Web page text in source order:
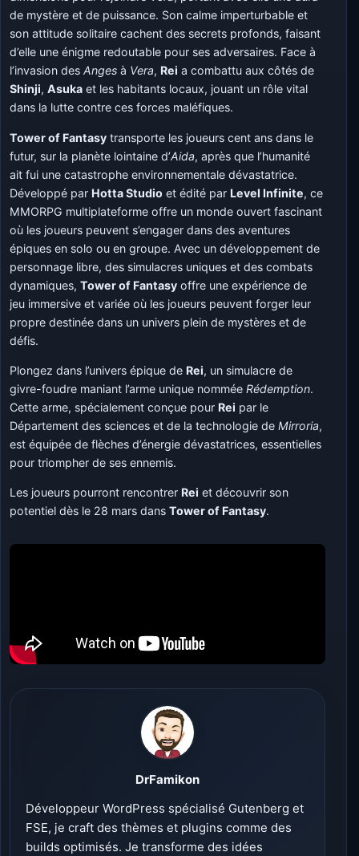
de mystère et de puissance. Son calme imperturbable et
son attitude solitaire cachent des secrets profonds, faisant
d’elle une énigme redoutable pour ses adversaires. Face à
l’invasion desAnges à Vera, Rei a combattu aux côtés de
Shinji,Asuka et les habitants locaux, jouant un rôle vital
dans la lutte contre ces forces maléfiques.
Tower of Fantasy transporte les joueurs cent ans dans le
futur, sur la planète lointaine d’Aida, après que l’humanité
ait fui une catastrophe environnementale dévastatrice.
Développé par Hotta Studio et édité par Level Infinite, ce
MMORPG multiplateforme offre un monde ouvert fascinant
où les joueurs peuvent s’engager dans des aventures
épiques en solo ou en groupe. Avec un développement de
personnage libre, des simulacres uniques et des combats
dynamiques,Tower of Fantasy offre une expérience de
jeu immersive et variée où les joueurs peuvent forger leur
propre destinée dans un univers plein de mystères et de
défis.
Plongez dans l’univers épique de Rei, un simulacre de
givre-foudre maniant l’arme unique nomméeRédemption.
Cette arme, spécialement conçue pour Rei par le
Département des sciences et de la technologie deMirroria,
est équipée de flèches d’énergie dévastatrices, essentielles
pour triompher de ses ennemis.
Les joueurs pourront rencontrer Rei et découvrir son
potentiel dès le 28 mars dansTower of Fantasy.
DrFamikon
Développeur WordPress spécialisé Gutenberg et
FSE, je craft des thèmes et plugins comme des
builds optimisés. Je transforme des idées